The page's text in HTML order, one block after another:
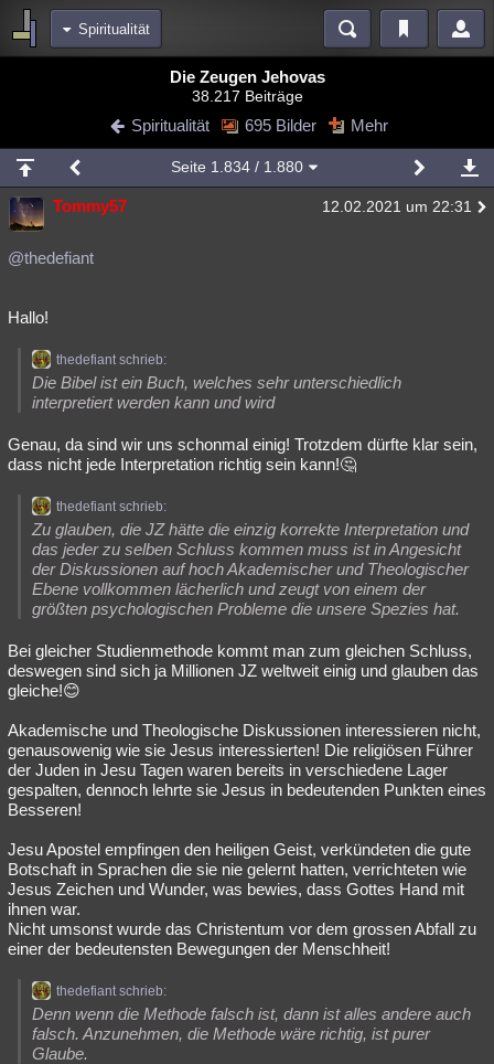
Spiritualität
Diskussionen Blogs Videos
Chat Wiki Neuigkeiten
meine Rubriken
Menschen Wissenschaft Mystery Kriminalfälle
Spiritualität
Philosophie Träume
Astronomie Helpdesk Gruppen
Musik Clash Verbesserungen Allmystery English
Besucht
Lesenswert Schlüsselwörter
Die Zeugen Jehovas
38.217 Beiträge
Spiritualität 695 Bilder Mehr
Seite 1.834/ 1.880
Tommy57 12.02.2021 um 22:31
@thedefiant
Hallo!
thedefiant schrieb:
Die Bibel ist ein Buch, welches sehr unterschiedlich
interpretiert werden kann und wird
Genau, da sind wir uns schonmal einig! Trotzdem dürfte klar sein,
dass nicht jede Interpretation richtig sein kann!🤔
thedefiant schrieb:
Zu glauben, die JZ hätte die einzig korrekte Interpretation und
das jeder zu selben Schluss kommen muss ist in Angesicht
der Diskussionen auf hoch Akademischer und Theologischer
Ebene vollkommen lächerlich und zeugt von einem der
größten psychologischen Probleme die unsere Spezies hat.
Bei gleicher Studienmethode kommt man zum gleichen Schluss,
deswegen sind sich ja Millionen JZ weltweit einig und glauben das
gleiche!😊
Akademische und Theologische Diskussionen interessieren nicht,
genausowenig wie sie Jesus interessierten! Die religiösen Führer
der Juden in Jesu Tagen waren bereits in verschiedene Lager
gespalten, dennoch lehrte sie Jesus in bedeutenden Punkten eines
Besseren!
Jesu Apostel empfingen den heiligen Geist, verkündeten die gute
Botschaft in Sprachen die sie nie gelernt hatten, verrichteten wie
Jesus Zeichen und Wunder, was bewies, dass Gottes Hand mit
ihnen war.
Nicht umsonst wurde das Christentum vor dem grossen Abfall zu
einer der bedeutensten Bewegungen der Menschheit!
thedefiant schrieb:
Denn wenn die Methode falsch ist, dann ist alles andere auch
falsch. Anzunehmen, die Methode wäre richtig, ist purer
Glaube.